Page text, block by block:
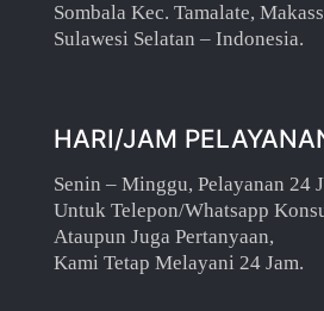
Sombala Kec. Tamalate,
Sulawesi Selatan – Indonesia.
HARI/JAM
Senin – Minggu, Pelayanan 24
Untuk Telepon/Whatsapp
Ataupun Juga Pertanyaan,
Kami Tetap Melayani 24 Jam.